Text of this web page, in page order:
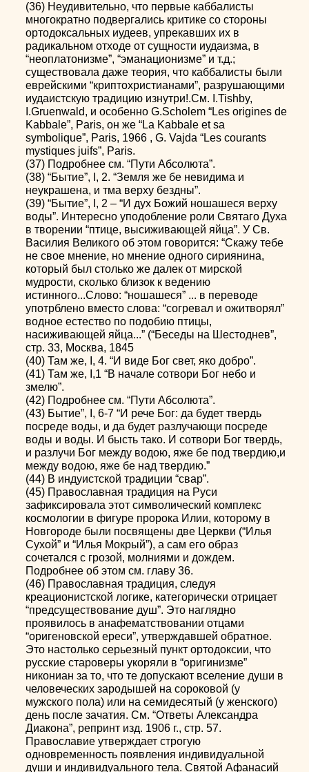
(36) Неудивительно, что первые каббалисты
многократно подвергались критике со стороны
ортодоксальных иудеев, упрекавших их в
радикальном отходе от сущности иудаизма, в
“неоплатонизме”, “эманационизме” и т.д.;
существовала даже теория, что каббалисты были
еврейскими “криптохристианами”, разрушающими
иудаистскую традицию изнутри!.См. I.Tishby,
I.Gruenwald, и особенно G.Scholem “Les origines de
Kabbale”, Paris, он же “La Kabbale et sa
symbolique”, Paris, 1966 , G. Vajda “Les courants
mystiques juifs”, Paris.
(37) Подробнее см. “Пути Абсолюта”.
(38) “Бытие”, I, 2. “Земля же бе невидима и
неукрашена, и тма верху бездны”.
(39) “Бытие”, I, 2 – “И дух Божий ношашеся верху
воды”. Интересно уподобление роли Святаго Духа
в творении “птице, высиживающей яйца”. У Св.
Василия Великого об этом говорится: “Скажу тебе
не свое мнение, но мнение одного сириянина,
который был столько же далек от мирской
мудрости, сколько близок к ведению
истинного...Слово: “ношашеся” ... в переводе
употрблено вместо слова: “согревал и ожитворял”
водное естество по подобию птицы,
насиживающей яйца...” (“Беседы на Шестоднев”,
стр. 33, Москва, 1845
(40) Там же, I, 4. “И виде Бог свет, яко добро”.
(41) Там же, I,1 “В начале сотвори Бог небо и
змелю”.
(42) Подробнее см. “Пути Абсолюта”.
(43) Бытие”, I, 6-7 “И рече Бог: да будет твердь
посреде воды, и да будет разлучающи посреде
воды и воды. И бысть тако. И сотвори Бог твердь,
и разлучи Бог между водою, яже бе под твердию,и
между водою, яже бе над твердию.”
(44) В индуистской традиции “свар”.
(45) Православная традиция на Руси
зафиксировала этот символический комплекс
космологии в фигуре пророка Илии, которому в
Новгороде были посвящены две Церкви (“Илья
Сухой” и “Илья Мокрый”), а сам его образ
сочетался с грозой, молниями и дождем.
Подробнее об этом см. главу 36.
(46) Православная традиция, следуя
креационистской логике, категорически отрицает
“предсуществование душ”. Это наглядно
проявилось в анафематствовании отцами
“оригеновской ереси”, утверждавшей обратное.
Это настолько серьезный пункт ортодоксии, что
русские староверы укоряли в “оригинизме”
никониан за то, что те допускают вселение души в
человеческих зародышей на сороковой (у
мужского пола) или на семидесятый (у женского)
день после зачатия. См. “Ответы Александра
Диакона”, репринт изд. 1906 г., стр. 57.
Православие утверждает строгую
одновременность появления индивидуальной
души и индивидуального тела. Святой Афанасий